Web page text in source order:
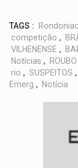
TAGS :
competição ,
VILHENENSE ,
Notícias , ROUBO
rio , SUSPEITOS ,
Emerg , Notícia